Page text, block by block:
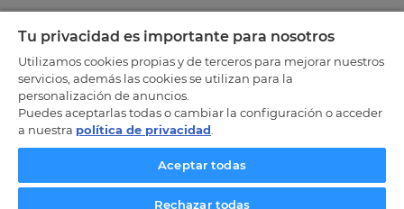
Tu privacidad es importante para nosotros
Utilizamos cookies propias y de terceros para mejorar nuestros
servicios, además las cookies se utilizan para la
personalización de anuncios.
Puedes aceptarlas todas o cambiar la configuración o acceder
a nuestra política de privacidad
Aceptar todas
Rechazar todas